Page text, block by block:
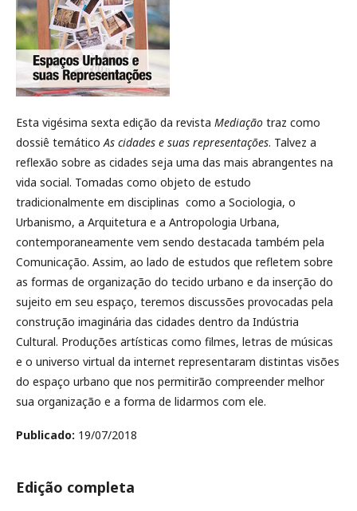
Esta vigésima sexta edição da revista Mediação traz como
dossiê temáticoAs cidades e suas representações. Talvez a
reflexão sobre as cidades seja uma das mais abrangentes na
vida social. Tomadas como objeto de estudo
tradicionalmente em disciplinas como a Sociologia, o
Urbanismo, a Arquitetura e a Antropologia Urbana,
contemporaneamente vem sendo destacada também pela
Comunicação. Assim, ao lado de estudos que refletem sobre
as formas de organização do tecido urbano e da inserção do
sujeito em seu espaço, teremos discussões provocadas pela
construção imaginária das cidades dentro da Indústria
Cultural. Produções artísticas como filmes, letras de músicas
e o universo virtual da internet representaram distintas visões
do espaço urbano que nos permitirão compreender melhor
sua organização e a forma de lidarmos com ele.
Publicado: 19/07/2018
Edição completa